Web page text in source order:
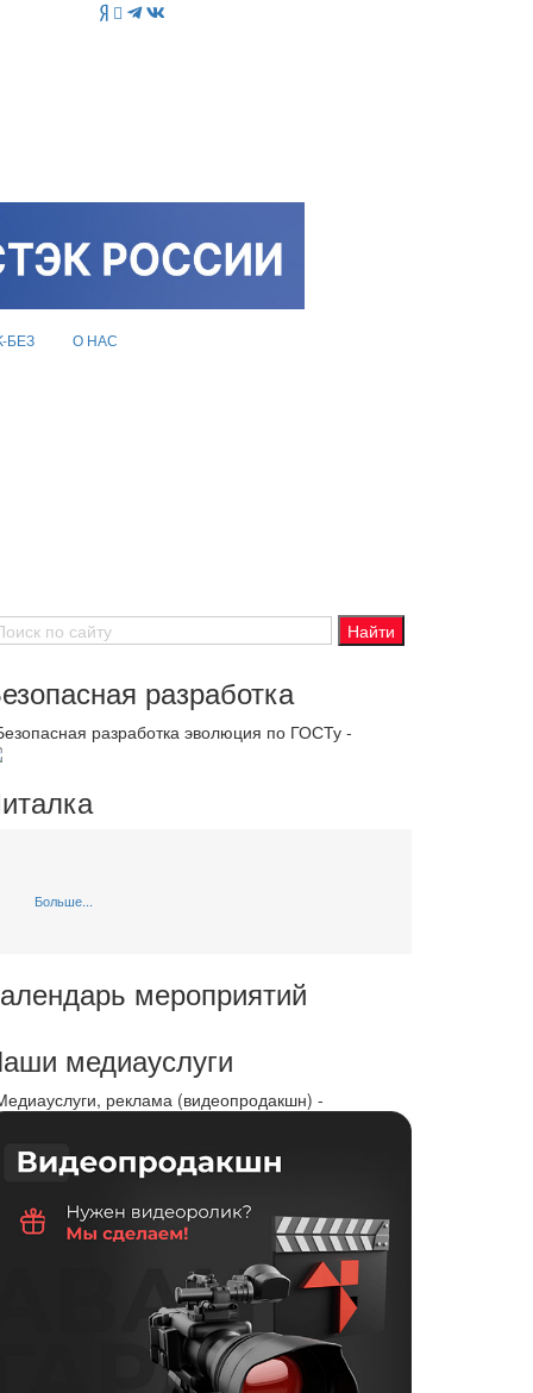
БЕЗ О НАС
разработка
разработка эволюция по ГОСТу -
Больше...
мероприятий
медиауслуги
реклама (видеопродакшн) -